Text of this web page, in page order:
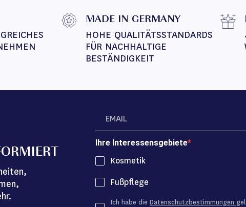
MADE IN GERMANY
HOHE QUALITÄTSSTANDARDS
FÜR NACHHALTIGE
BESTÄNDIGKEIT
Ihre Interessensgebiete
Kosmetik
Fußpflege
Ich habe dieDatenschutzbestimmungen